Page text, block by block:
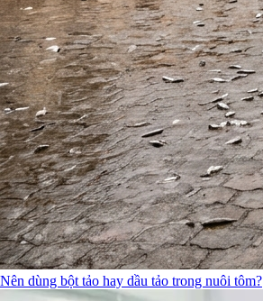
Nên dùng bột tảo hay dầu tảo trong nuôi tôm?